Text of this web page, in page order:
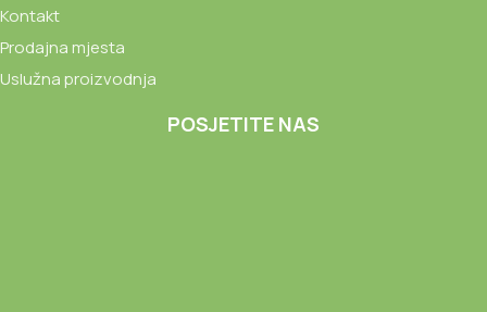
Kontakt
Prodajna mjesta
Uslužna proizvodnja
POSJETITE NAS